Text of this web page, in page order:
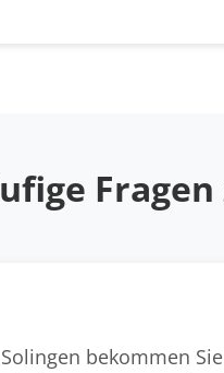
bekommen